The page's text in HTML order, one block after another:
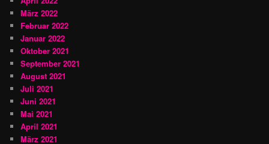
März 2022
Februar 2022
Januar 2022
Oktober 2021
September 2021
August 2021
Juli 2021
Juni 2021
Mai 2021
April 2021
März 2021